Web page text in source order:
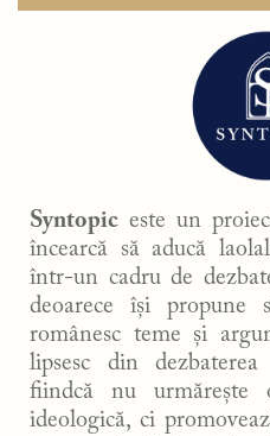
Syntopic este un
încearcă să aducă
într-un cadru de
deoarece își propune
românesc teme și
lipsesc din
fiindcă nu urmărește
ideologică, ci